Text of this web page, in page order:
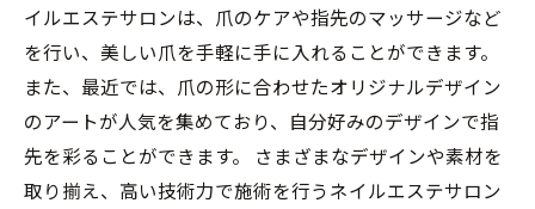
イルエステサロンは、爪のケアや指先のマッサージなど
を行い、美しい爪を手軽に手に入れることができます。
また、最近では、爪の形に合わせたオリジナルデザイン
のアートが人気を集めており、自分好みのデザインで指
先を彩ることができます。 さまざまなデザインや素材を
取り揃え、高い技術力で施術を行うネイルエステサロン